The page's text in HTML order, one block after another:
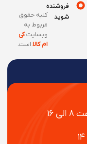
فروشنده
شوید
کلیه حقوق
مربوط به
وبسایتکی
ام کالااست.